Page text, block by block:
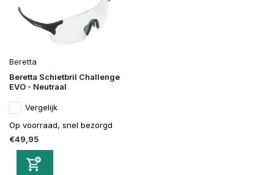
Beretta
Beretta Schietbril Challenge
EVO - Neutraal
Vergelijk
Op voorraad, snel bezorgd
€49,95